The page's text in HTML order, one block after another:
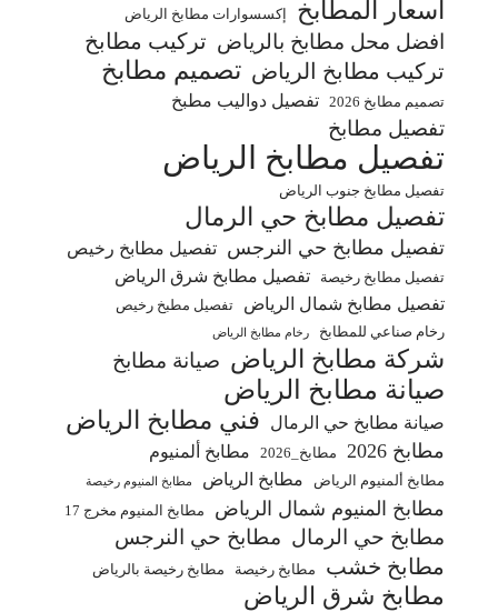
أسعار المطابخ إكسسوارات مطابخ الرياض
افضل محل مطابخ بالرياض تركيب مطابخ
تركيب مطابخ الرياض تصميم مطابخ
تصميم مطابخ 2026 تفصيل دواليب مطبخ
تفصيل مطابخ
تفصيل مطابخ الرياض
تفصيل مطابخ جنوب الرياض
تفصيل مطابخ حي الرمال
تفصيل مطابخ حي النرجس تفصيل مطابخ رخيص
تفصيل مطابخ رخيصة
تفصيل مطابخ شرق الرياض
تفصيل مطابخ شمال الرياض
تفصيل مطبخ رخيص
رخام صناعي للمطابخ
رخام مطابخ الرياض
شركة مطابخ الرياض صيانة مطابخ
صيانة مطابخ الرياض
صيانة مطابخ حي الرمال فني مطابخ الرياض
مطابخ 2026 مطابخ_2026 مطابخ ألمنيوم
مطابخ ألمنيوم الرياض مطابخ الرياض مطابخ المنيوم رخيصة
مطابخ المنيوم شمال الرياض مطابخ المنيوم مخرج 17
مطابخ حي الرمال مطابخ حي النرجس
مطابخ خشب مطابخ رخيصة مطابخ رخيصة بالرياض
مطابخ شرق الرياض